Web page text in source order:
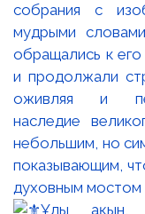
собрания с
мудрыми
обращались к
и продолжали
оживляя и
наследие
небольшим, но
показывающим,
духовным мостом